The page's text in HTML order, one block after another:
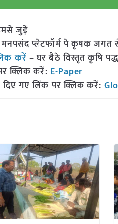
जुड़ें
प्लेटफॉर्म पे कृषक जगत
करें – घर बैठे विस्तृत कृषि
क्लिक करें: E-Paper
गए लिंक पर क्लिक करें: